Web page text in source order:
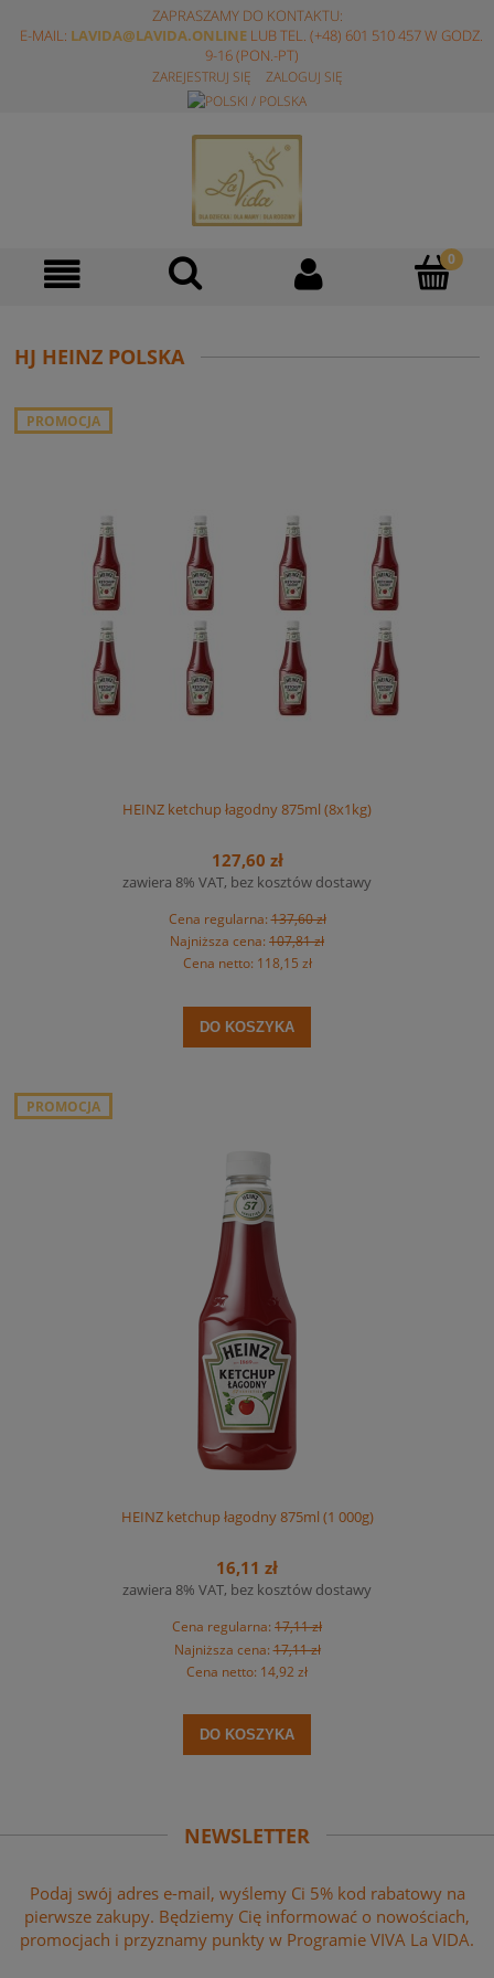
ZAPRASZAMY DO KONTAKTU:
E-MAIL: LAVIDA@LAVIDA.ONLINE LUB TEL. (+48) 601 510 457 W GODZ.
9-16 (PON.-PT)
ZAREJESTRUJ SIĘ ZALOGUJ SIĘ
HJ HEINZ POLSKA
HEINZ ketchup łagodny 875ml (8x1kg)
127,60 zł
zawiera 8% VAT, bez kosztów dostawy
Cena regularna:137,60 zł
Najniższa cena: 107,81 zł
Cena netto: 118,15 zł
DO KOSZYKA
PROMOCJA
HEINZ ketchup łagodny 875ml (1 000g)
16,11 zł
zawiera 8% VAT, bez kosztów dostawy
Cena regularna: 17,11 zł
Najniższa cena:17,11 zł
Cena netto: 14,92 zł
DO KOSZYKA
PROMOCJA
NEWSLETTER
Podaj swój adres e-mail, wyślemy Ci 5% kod rabatowy na
pierwsze zakupy. Będziemy Cię informować o nowościach,
promocjach i przyznamy punkty w Programie VIVA La VIDA.